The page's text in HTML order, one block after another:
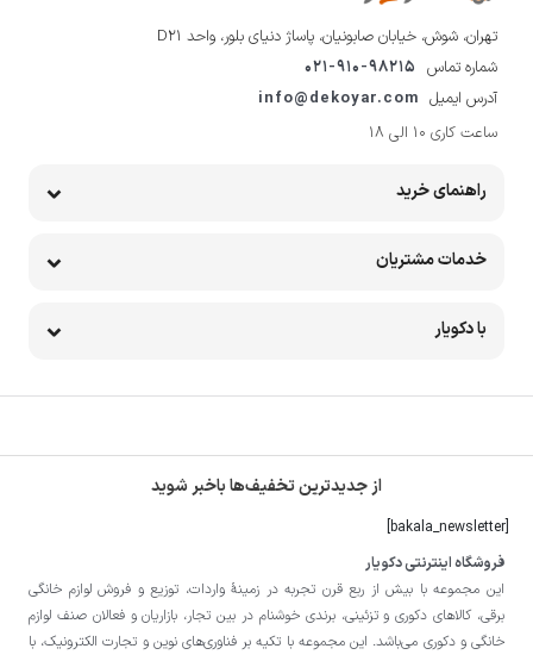
تهران، شوش، خیابان صابونیان، پاساژ دنیای بلور، واحد D21
شماره تماس 021-910-98215
آدرس ایمیل info@dekoyar.com
ساعت کاری 10 الی 18
راهنمای خرید
خدمات مشتریان
با دکویار
از جدیدترین تخفیف‌ها باخبر شوید
[bakala_newsletter]
فروشگاه اینترنتی دکویار
این مجموعه با بيش از ربع قرن تجربه در زمينۀ واردات، توزيع و فروش لوازم خانگی
برقی، کالاهای دکوری و تزئینی، برندی خوشنام در بين تجار، بازاريان و فعالان صنف لوازم
خانگی و دکوری می‌باشد. این مجموعه با تكيه بر فناوری‌های نوين و تجارت الكترونيک، با